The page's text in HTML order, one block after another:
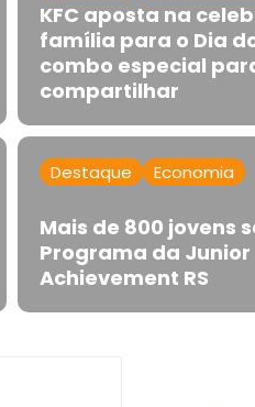
KFC aposta na
família para o Dia
combo especial
compartilhar
Destaque Economia
Mais de 800 jovens
Programa da Junior
Achievement RS